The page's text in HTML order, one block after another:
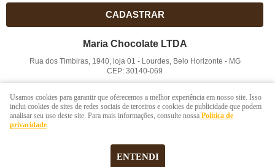
CADASTRAR
Maria Chocolate LTDA
Rua dos Timbiras, 1940, loja 01 - Lourdes, Belo Horizonte - MG
CEP: 30140-069
LOJA VIRTUAL CRIADA POR
Usamos cookies para garantir que oferecemos a melhor experiência em nosso site. Isso
inclui cookies de sites de redes sociais de terceiros e cookies de publicidade que podem
analisar seu uso deste site. Para mais informações, consulte nossa Política de
privacidade.
ENTENDI